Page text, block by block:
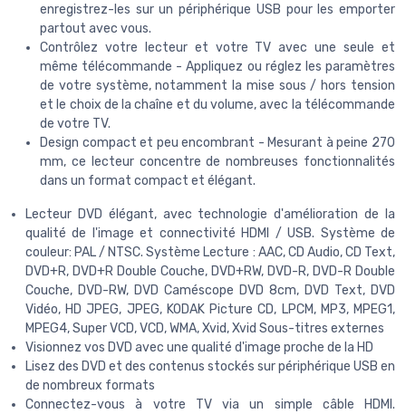
enregistrez-les sur un périphérique USB pour les emporter
partout avec vous.
Contrôlez votre lecteur et votre TV avec une seule et
même télécommande - Appliquez ou réglez les paramètres
de votre système, notamment la mise sous / hors tension
et le choix de la chaîne et du volume, avec la télécommande
de votre TV.
Design compact et peu encombrant - Mesurant à peine 270
mm, ce lecteur concentre de nombreuses fonctionnalités
dans un format compact et élégant.
Lecteur DVD élégant, avec technologie d'amélioration de la
qualité de l'image et connectivité HDMI / USB. Système de
couleur: PAL / NTSC. Système Lecture : AAC, CD Audio, CD Text,
DVD+R, DVD+R Double Couche, DVD+RW, DVD-R, DVD-R Double
Couche, DVD-RW, DVD Caméscope DVD 8cm, DVD Text, DVD
Vidéo, HD JPEG, JPEG, KODAK Picture CD, LPCM, MP3, MPEG1,
MPEG4, Super VCD, VCD, WMA, Xvid, Xvid Sous-titres externes
Visionnez vos DVD avec une qualité d'image proche de la HD
Lisez des DVD et des contenus stockés sur périphérique USB en
de nombreux formats
Connectez-vous à votre TV via un simple câble HDMI.